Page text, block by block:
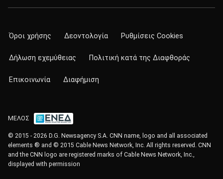
Όροι χρήσης Δεοντολογία Ρυθμίσεις Cookies
Δήλωση εχεμύθειας Πολιτική κατά της Διαφθοράς
Επικοινωνία Διαφήμιση
ΜΕΛΟΣ
© 2015 - 2026 D.G. Newsagency S.A. CNN name, logo and all associated
elements ® and © 2015 Cable News Network, Inc. All rights reserved. CNN
and the CNN logo are registered marks of Cable News Network, Inc.,
displayed with permission